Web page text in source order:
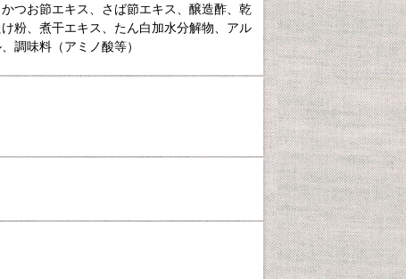
つお節エキス、さば節エキス、醸造酢、乾
け粉、煮干エキス、たん白加水分解物、アル
調味料（アミノ酸等）